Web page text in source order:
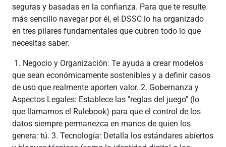
seguras y basadas en la confianza. Para que te resulte
más sencillo navegar por él, el DSSC lo ha organizado
en tres pilares fundamentales que cubren todo lo que
necesitas saber:
1. Negocio y Organización: Te ayuda a crear modelos
que sean económicamente sostenibles y a definir casos
de uso que realmente aporten valor. 2. Gobernanza y
Aspectos Legales: Establece las "reglas del juego" (lo
que llamamos el Rulebook) para que el control de los
datos siempre permanezca en manos de quien los
genera: tú. 3. Tecnología: Detalla los estándares abiertos